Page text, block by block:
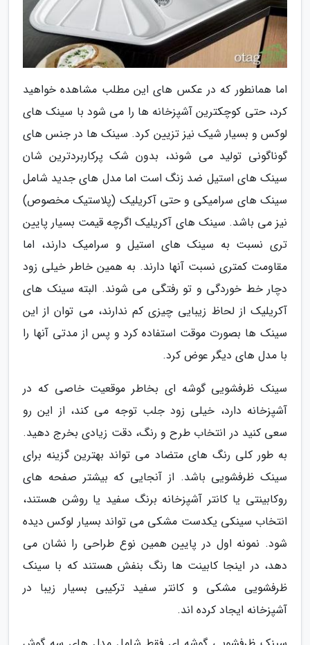
اما همانطور که در عکس های این مطلب مشاهده خواهید
کرد، حتی کوچکترین آشپزخانه ها را می شود با سینک های
لوکس و بسیار شیک نیز تزیین کرد. سینک ها در جنس های
گوناگونی تولید می شوند، بدون شک پرکاربردترین شان
سینک های استیل ضد زنگ است اما مدل های جدید شامل
سینک های سرامیکی و حتی آکریلیک (پلاستیک مخصوص)
نیز می باشد. سینک های آکریلیک اگرچه قیمت بسیار پایین
تری نسبت به سینک های استیل و سرامیک دارند، اما
مقاومت کمتری نسبت آنها دارند. به همین خاطر خیلی زود
دچار خط خوردگی و تو رفتگی می شوند. البته سینک های
آکریلیک از لحاظ زیبایی چیزی کم ندارند، می توان از این
سینک ها بصورت موقت استفاده کرد و پس از مدتی آنها را
با مدل های دیگر عوض کرد.
سینک ظرفشویی گوشه ای بخاطر موقعیت خاصی که در
آشپزخانه دارد، خیلی زود جلب توجه می کند، از این رو
سعی کنید در انتخاب طرح و رنگ، دقت زیادی بخرج دهید.
به طور کلی رنگ های متضاد می تواند بهترین گزینه برای
سینک ظرفشویی باشد. از آنجایی که بیشتر صفحه های
روکابینتی یا کانتر آشپزخانه برنگ سفید یا روشن هستند،
انتخاب سینکی یکدست مشکی می تواند بسیار لوکس دیده
شود. نمونه اول در پایین همین نوع طراحی را نشان می
دهد، در اینجا کابینت ها رنگ بنفش هستند که با سینک
ظرفشویی مشکی و کانتر سفید ترکیبی بسیار زیبا در
آشپزخانه ایجاد کرده اند.